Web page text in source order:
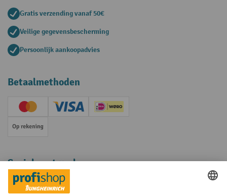
Gratis verzending vanaf 50€
Veilige gegevensbescherming
Persoonlijk aankoopadvies
Betaalmethoden
Creditcard (Master)Creditcard (Visa)iDEAL | Wero
Op rekening
Sociale netwerken
Facebook
YouTube
LinkedInInstagram